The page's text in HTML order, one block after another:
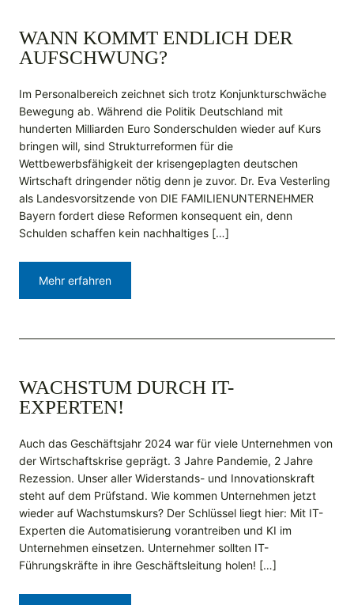
WANN KOMMT ENDLICH DER
AUFSCHWUNG?
Im Personalbereich zeichnet sich trotz Konjunkturschwäche
Bewegung ab. Während die Politik Deutschland mit
hunderten Milliarden Euro Sonderschulden wieder auf Kurs
bringen will, sind Strukturreformen für die
Wettbewerbsfähigkeit der krisengeplagten deutschen
Wirtschaft dringender nötig denn je zuvor. Dr. Eva Vesterling
als Landesvorsitzende von DIE FAMILIENUNTERNEHMER
Bayern fordert diese Reformen konsequent ein, denn
Schulden schaffen kein nachhaltiges […]
Mehr erfahren
WACHSTUM DURCH IT-
EXPERTEN!
Auch das Geschäftsjahr 2024 war für viele Unternehmen von
der Wirtschaftskrise geprägt. 3 Jahre Pandemie, 2 Jahre
Rezession. Unser aller Widerstands- und Innovationskraft
steht auf dem Prüfstand. Wie kommen Unternehmen jetzt
wieder auf Wachstumskurs? Der Schlüssel liegt hier: Mit IT-
Experten die Automatisierung vorantreiben und KI im
Unternehmen einsetzen. Unternehmer sollten IT-
Führungskräfte in ihre Geschäftsleitung holen! […]